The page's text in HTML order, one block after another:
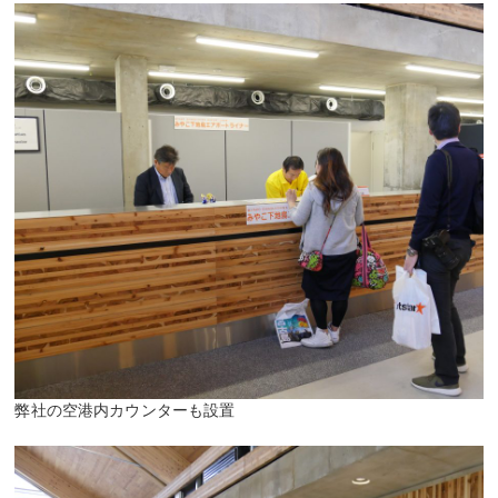
弊社の空港内カウンターも設置